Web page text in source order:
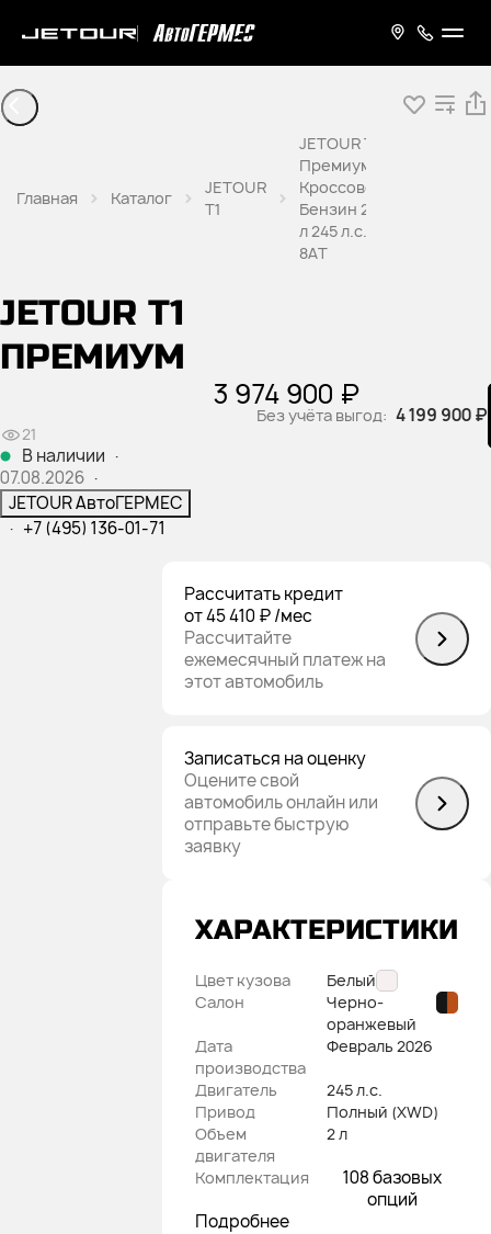
Главная Каталог
JETOUR
T1
JETOUR T1
Премиум
Кроссовер
Бензин 2,0
л 245 л.с.
8AT
JETOUR T1
ПРЕМИУМ
21
В наличии ·
07.08.2026 ·
JETOUR АвтоГЕРМЕС
· +7 (495) 136-01-71
3 974 900 ₽
Без учёта выгод: 4 199 900 ₽
Рассчитать кредит
от 45 410 ₽/мес
Рассчитайте
ежемесячный платеж на
этот автомобиль
Записаться на оценку
Оцените свой
автомобиль онлайн или
отправьте быструю
заявку
ХАРАКТЕРИСТИКИ
Цвет кузова
Белый
Салон
Черно-
оранжевый
Дата
производства
Февраль 2026
Двигатель
245 л.с.
Привод
Полный (XWD)
Объем
двигателя
2 л
Комплектация
108 базовых
опций
Подробнее